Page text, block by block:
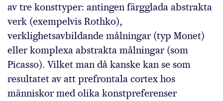
av tre konsttyper: antingen färgglada abstrakta
verk (exempelvis Rothko),
verklighetsavbildande målningar (typ Monet)
eller komplexa abstrakta målningar (som
Picasso). Vilket man då kanske kan se som
resultatet av att prefrontala cortex hos
människor med olika konstpreferenser